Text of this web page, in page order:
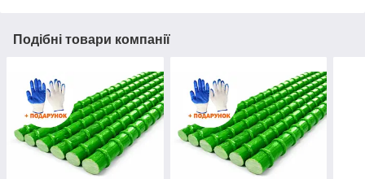
Подібні товари компанії